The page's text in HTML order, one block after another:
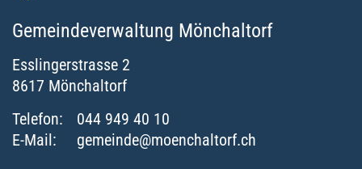
Gemeindeverwaltung Mönchaltorf
Esslingerstrasse 2
8617 Mönchaltorf
Telefon:
044 949 40 10
E-Mail:
gemeinde@moenchaltorf.ch